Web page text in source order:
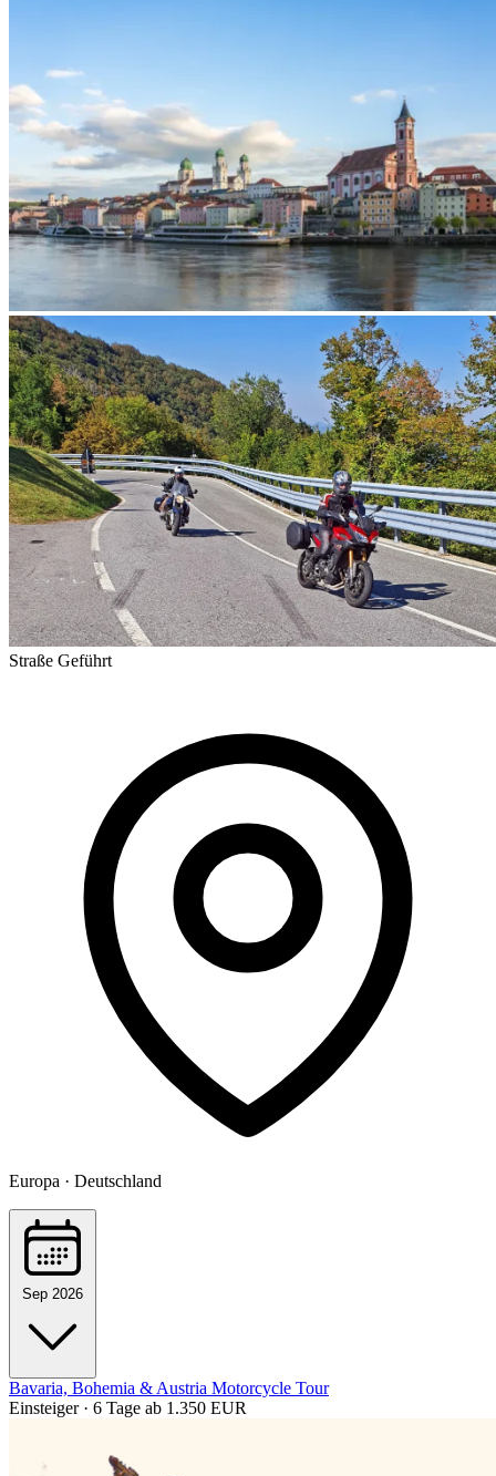
Straße Geführt
Europa · Deutschland
Sep 2026
Bavaria, Bohemia & Austria Motorcycle Tour
Einsteiger · 6 Tage ab 1.350 EUR